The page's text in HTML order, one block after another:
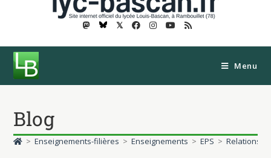
𝕏
Menu
Blog
> Enseignements-filières > Enseignements > EPS > Relations